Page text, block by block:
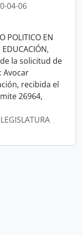
04-06
POLITICO EN
de la solicitud de
Avocar
recibida el
26964,